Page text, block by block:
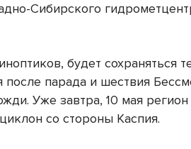
Сибирского
будет сохраняться
после парада и шествия
Уже завтра, 10 мая
со стороны Каспия.